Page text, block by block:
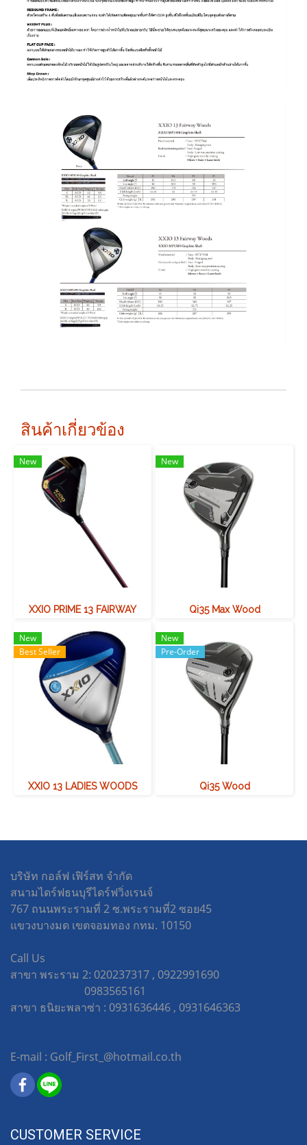
สินค้าเกี่ยวข้อง
New
XXIO PRIME 13 FAIRWAY
New
Qi35 Max Wood
New
Best Seller
XXIO 13 LADIES WOODS
New
Pre-Order
Qi35 Wood
บริษัท กอล์ฟ เฟิร์สท จำกัด
สนามไดร์ฟธนบุรีไดร์ฟวิ่งเรนจ์
767 ถนนพระรามที่ 2 ซ.พระรามที่2 ซอย45
แขวงบางมด เขตจอมทอง กทม. 10150
Call Us
สาขา พระราม 2: 020237317 , 0922991690
0983565161
สาขา ธนิยะพลาซ่า : 0931636446 , 0931646363
E-mail : Golf_First_@hotmail.co.th
CUSTOMER SERVICE